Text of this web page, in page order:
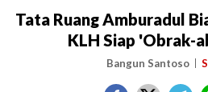
Tata Ruang Amburadul
KLH Siap 'Obrak-
Bangun Santoso